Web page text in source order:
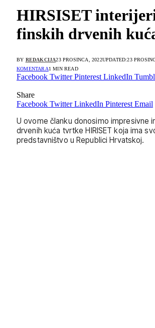
HIRSISET
finskih drvenih
BY REDAKCIJA23 PROSINCA, 2022UPDATED:23
KOMENTARA1 MIN READ
Facebook Twitter Pinterest LinkedIn
Share
Facebook Twitter LinkedIn Pinterest Email
U ovome članku donosimo impresivne
drvenih kuća tvrtke HIRISET koja ima
predstavništvo u Republici Hrvatskoj.